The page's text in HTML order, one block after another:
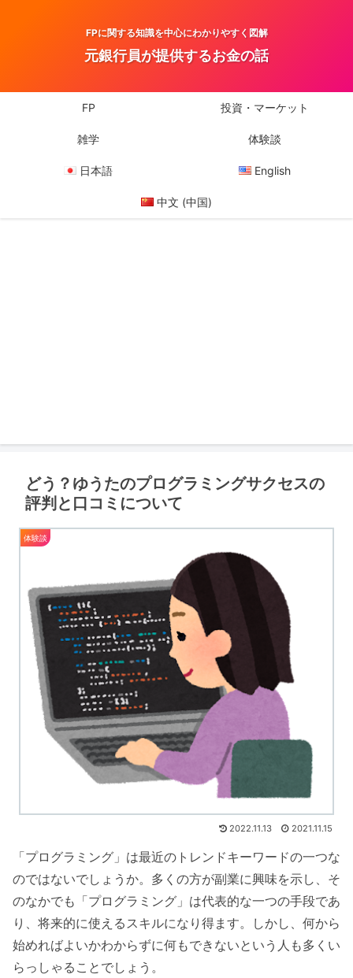
FPに関する知識を中心にわかりやすく図解
元銀行員が提供するお金の話
FP 投資・マーケット
雑学 体験談
日本語 English
中文 (中国)
どう？ゆうたのプログラミングサクセスの
評判と口コミについて
体験談
2022.11.13 2021.11.15
「プログラミング」は最近のトレンドキーワードの一つな
のではないでしょうか。多くの方が副業に興味を示し、そ
のなかでも「プログラミング」は代表的な一つの手段であ
り、将来的に使えるスキルになり得ます。しかし、何から
始めればよいかわからずに何もできないという人も多くい
らっしゃることでしょう。